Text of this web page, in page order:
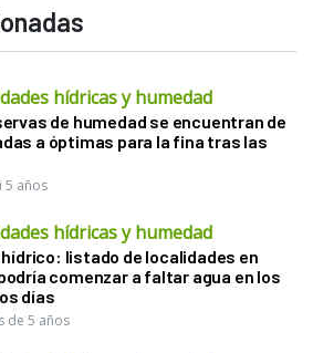
hídricas y humedad
de humedad se encuentran de
a óptimas para la fina tras las
5 años
hídricas y humedad
listado de localidades en
comenzar a faltar agua en los
días
de 5 años